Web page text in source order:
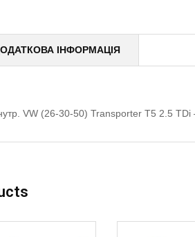
ІНФОРМАЦІЯ
VW (26-30-50) Transporter T5 2.5 TDi